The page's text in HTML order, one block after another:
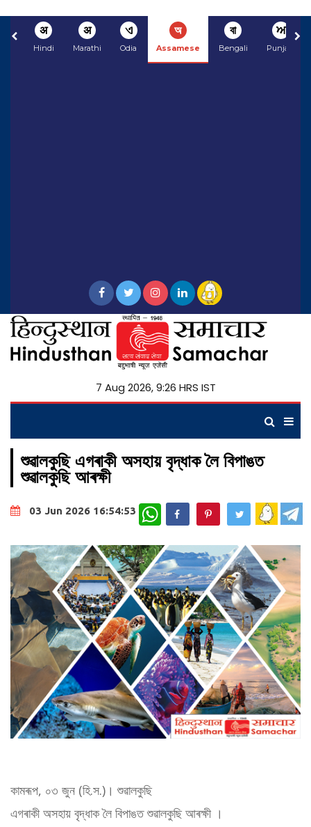
अ
Hindi
अ
Marathi
ଏ
Odia
অ
Assamese
বা
Bengali
ਅ
Punjabi
7 Aug 2026, 9:26 HRS IST
শুৱালকুছি এগৰাকী অসহায় বৃদ্ধাক লৈ বিপাঙত
শুৱালকুছি আৰক্ষী
03 Jun 2026 16:54:53 WhatsApp
কামৰূপ, ০৩ জুন (হি.স.)। শুৱালকুছি
এগৰাকী অসহায় বৃদ্ধাক লৈ বিপাঙত শুৱালকুছি আৰক্ষী ।